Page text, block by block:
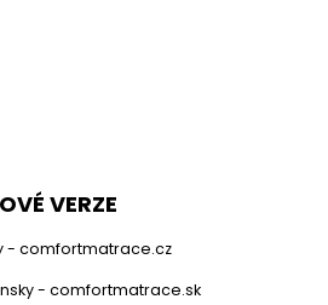
VERZE
- comfortmatrace.cz
- comfortmatrace.sk